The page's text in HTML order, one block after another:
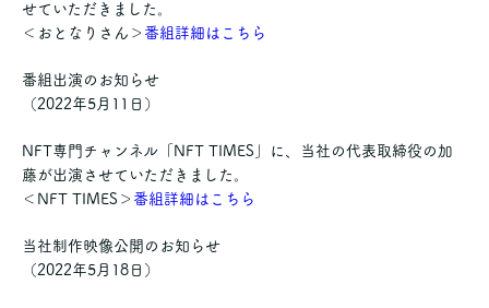
せていただきました。
＜おとなりさん＞ 番組詳細はこちら
番組出演のお知らせ
（2022年5月11日）
NFT専門チャンネル「NFT TIMES」に、当社の代表取締役の加
藤が出演させていただきました。
＜NFT TIMES＞ 番組詳細はこちら
当社制作映像公開のお知らせ
（2022年5月18日）